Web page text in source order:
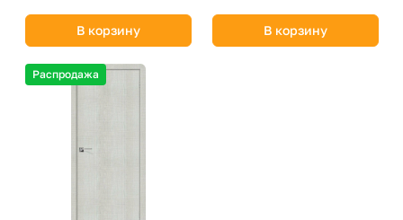
В корзину В корзину
Распродажа